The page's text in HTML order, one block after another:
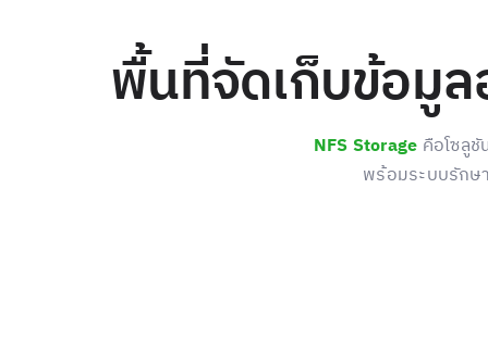
พื้นที่จัดเก็บข้อมูล
NFS Storage คือโซลู
พร้อมระบบรักษ